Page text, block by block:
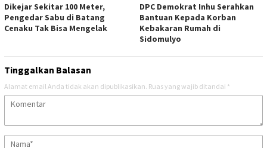
Dikejar Sekitar 100 Meter,
Pengedar Sabu di Batang
Cenaku Tak Bisa Mengelak
DPC Demokrat Inhu Serahkan
Bantuan Kepada Korban
Kebakaran Rumah di
Sidomulyo
Tinggalkan Balasan
Alamat email Anda tidak akan dipublikasikan. Ruas yang wajib ditandai *